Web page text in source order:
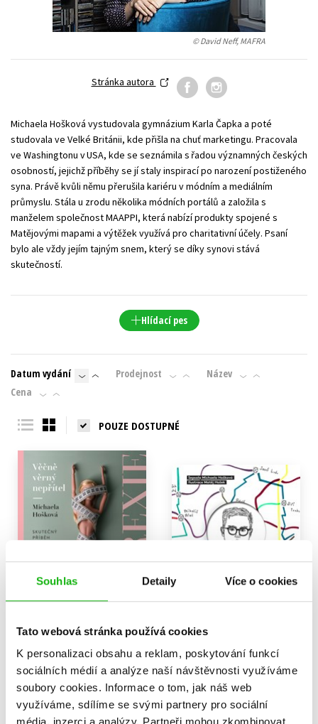
Souhlas Detaily Více o cookies
Tato webová stránka používá cookies
K personalizaci obsahu a reklam, poskytování funkcí
sociálních médií a analýze naší návštěvnosti využíváme
soubory cookies. Informace o tom, jak náš web
využíváme, sdílíme se svými partnery pro sociální
Young adult (SK)
Zahraniční literatura Zdraví a životní styl
© David Neff, MAFRA
Stránka autora
Michaela Hošková vystudovala gymnázium Karla Čapka a poté
studovala ve Velké Británii, kde přišla na chuť marketingu. Pracovala
ve Washingtonu v USA, kde se seznámila s řadou významných českých
osobností, jejichž příběhy se jí staly inspirací po narození postiženého
syna. Právě kvůli němu přerušila kariéru v módním a mediálním
průmyslu. Stála u zrodu několika módních portálů a založila s
manželem společnost MAAPPI, která nabízí produkty spojené s
Matějovými mapami a výtěžek využívá pro charitativní účely. Psaní
bylo ale vždy jejím tajným snem, který se díky synovi stává
skutečností.
Hlídací pes
Datum vydání Prodejnost
Název
Cena
POUZE DOSTUPNÉ
Věčně věrný nepřítel -
anorexie
Michaela Hošková
303 Kč
Matěj mapuje výtvarné
umění
Michaela Hošková
279 Kč